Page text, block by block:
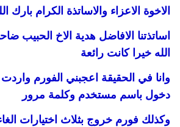
الاخوة الاعزاء والاساتذة الكرام بارك
اساتذتنا الافاضل هدية الاخ الحبيب
الله خيرا كانت رائعة
وانا في الحقيقة اعجبني الفورم
دخول باسم مستخدم وكلمة مرور
وكذلك فورم خروج بثلاث اختيارات